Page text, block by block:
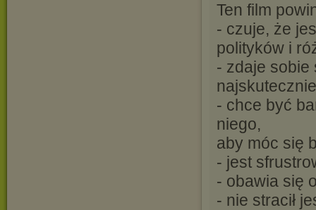
Ten film
- czuje, że
polityków i
- zdaje sobie
- chce być
niego,
aby móc się
- jest
- obawia się
- nie stracił